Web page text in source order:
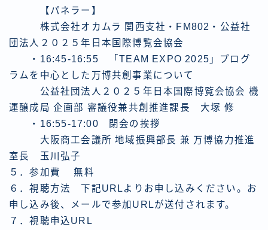
【パネラー】
株式会社オカムラ 関西支社・FM802・公益社
団法人２０２５年日本国際博覧会協会
・16:45-16:55 「TEAM EXPO 2025」プログ
ラムを中心とした万博共創事業について
公益社団法人２０２５年日本国際博覧会協会 機
運醸成局 企画部 審議役兼共創推進課長 大塚 修
・16:55-17:00 閉会の挨拶
大阪商工会議所 地域振興部長 兼 万博協力推進
室長 玉川弘子
５．参加費 無料
６．視聴方法 下記URLよりお申し込みください。お
申し込み後、メールで参加URLが送付されます。
７．視聴申込URL